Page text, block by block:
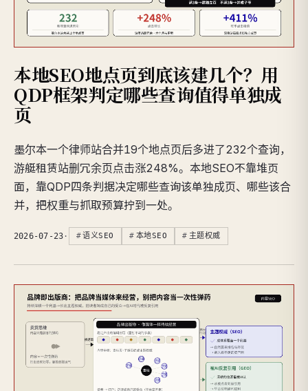
本地SEO地点页到底该建几个？用
QDP框架判定哪些查询值得单独成
页
墨尔本一个律师站合并19个地点页后多进了232个查询，
游艇租赁站删冗余页点击涨248%。本地SEO不靠堆页
面，靠QDP四条判据决定哪些查询该单独成页、哪些该合
并，把权重与抓取预算拧到一处。
2026-07-23 · 语义SEO 本地SEO 主题权威